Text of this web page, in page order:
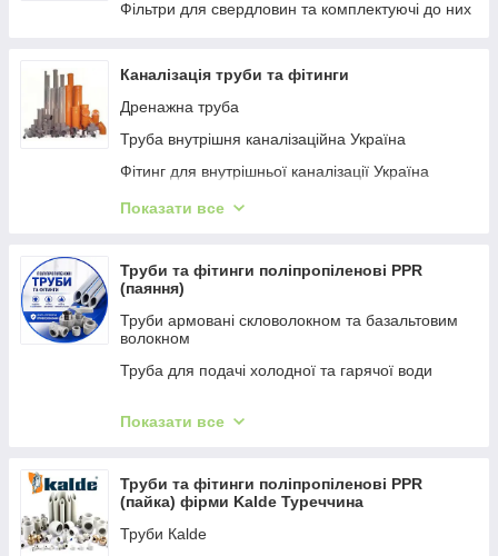
Фільтри для свердловин та комплектуючі до них
Каналізація труби та фітинги
Дренажна труба
Труба внутрішня каналізаційна Україна
Фітинг для внутрішньої каналізації Україна
Труба для зовнішньої каналізації Україна
Каналізація вир-ва фірми Металпласт
Фітинг для зовнішньої каналізації виробництва
України
Каналізація Wavin Вавін Голландія
Труба фірми WAVIN Голландія
Показати все
Труби та фітинги поліпропіленові PPR
(паяння)
Труби армовані скловолокном та базальтовим
волокном
Труба для подачі холодної та гарячої води
Показати все
Труби та фітинги поліпропіленові PPR
(пайка) фірми Kalde Туреччина
Труби Кalde